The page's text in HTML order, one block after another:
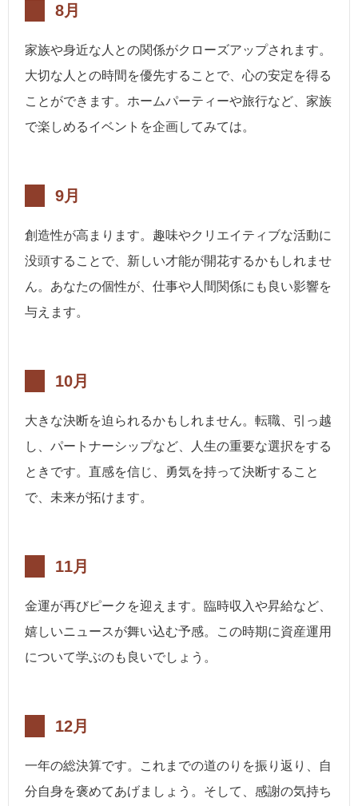
8月
家族や身近な人との関係がクローズアップされます。
大切な人との時間を優先することで、心の安定を得る
ことができます。ホームパーティーや旅行など、家族
で楽しめるイベントを企画してみては。
9月
創造性が高まります。趣味やクリエイティブな活動に
没頭することで、新しい才能が開花するかもしれませ
ん。あなたの個性が、仕事や人間関係にも良い影響を
与えます。
10月
大きな決断を迫られるかもしれません。転職、引っ越
し、パートナーシップなど、人生の重要な選択をする
ときです。直感を信じ、勇気を持って決断すること
で、未来が拓けます。
11月
金運が再びピークを迎えます。臨時収入や昇給など、
嬉しいニュースが舞い込む予感。この時期に資産運用
について学ぶのも良いでしょう。
12月
一年の総決算です。これまでの道のりを振り返り、自
分自身を褒めてあげましょう。そして、感謝の気持ち